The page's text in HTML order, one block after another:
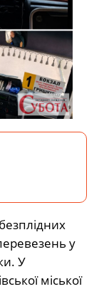
у
У
міської